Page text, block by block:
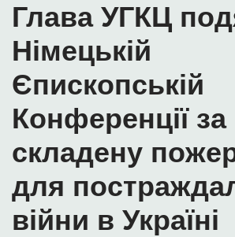
Глава УГКЦ
Німецькій
Єпископській
Конференції за
складену
для
війни в Україні